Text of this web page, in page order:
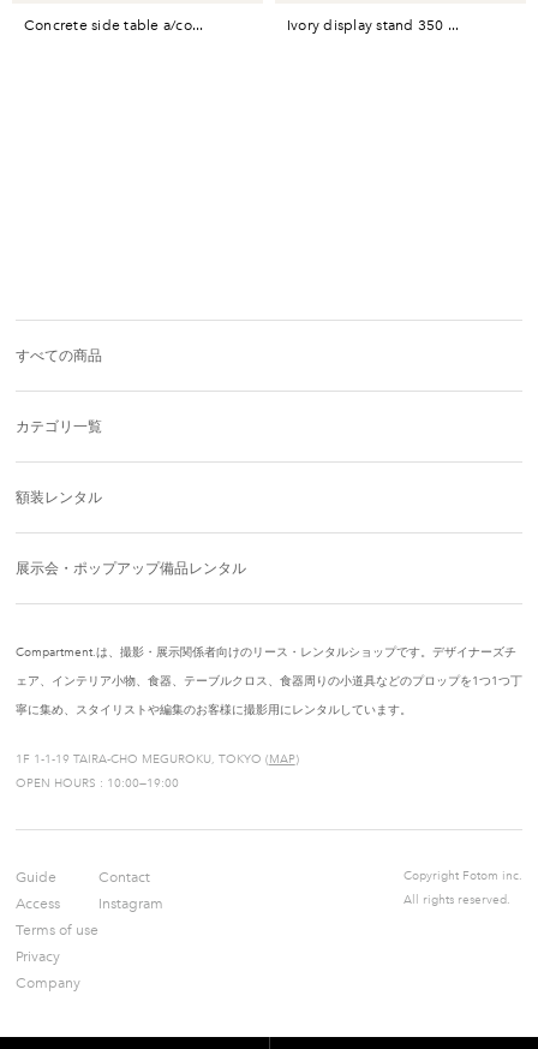
concrete side table a/co... ivory display stand 350 ...
すべての商品
カテゴリ一覧
額装レンタル
展示会・ポップアップ備品レンタル
Compartment.は、撮影・展示関係者向けのリース・レンタルショップです。デザイナーズチ
ェア、インテリア小物、食器、テーブルクロス、食器周りの小道具などのプロップを1つ1つ丁
寧に集め、スタイリストや編集のお客様に撮影用にレンタルしています。
1F 1-1-19 TAIRA-CHO MEGUROKU, TOKYO (MAP)
OPEN HOURS : 10:00—19:00
Guide
Access
Terms of use
Privacy
Company
Contact
Instagram
Copyright Fotom inc.
All rights reserved.